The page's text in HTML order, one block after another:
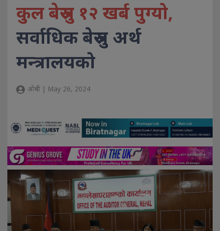
कुल बेरुजु १२ खर्ब पुग्यो,
सर्वाधिक बेरुजु अर्थ
मन्त्रालयको
ओबी | May 26, 2024